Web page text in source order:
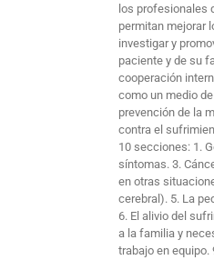
los profesionales
permitan mejorar
investigar y
paciente y de su
cooperación
como un medio
prevención de la
contra el
10 secciones: 1.
síntomas. 3.
en otras
cerebral). 5. La
6. El alivio del
a la familia y
trabajo en equipo.